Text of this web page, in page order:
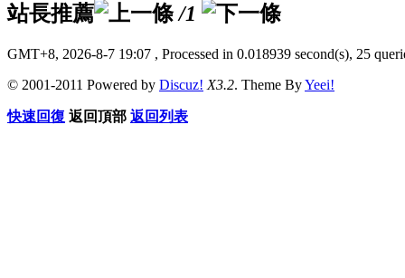
站長推薦 /1
GMT+8, 2026-8-7 19:07 , Processed in 0.018939 second(s), 25
© 2001-2011 Powered by Discuz! X3.2. Theme ByYeei!
快速回復 返回頂部 返回列表